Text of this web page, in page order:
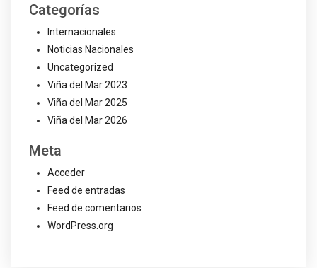
Categorías
Internacionales
Noticias Nacionales
Uncategorized
Viña del Mar 2023
Viña del Mar 2025
Viña del Mar 2026
Meta
Acceder
Feed de entradas
Feed de comentarios
WordPress.org